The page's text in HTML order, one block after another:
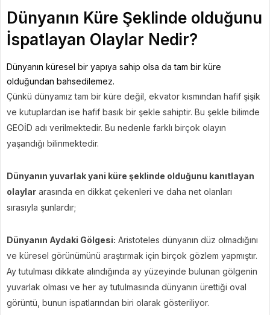
Dünyanın Küre Şeklinde olduğunu
İspatlayan Olaylar Nedir?
Dünyanın küresel bir yapıya sahip olsa da tam bir küre
olduğundan bahsedilemez.
Çünkü dünyamız tam bir küre değil, ekvator kısmından hafif şişik
ve kutuplardan ise hafif basık bir şekle sahiptir. Bu şekle bilimde
GEOİD adı verilmektedir. Bu nedenle farklı birçok olayın
yaşandığı bilinmektedir.
Dünyanın yuvarlak yani küre şeklinde olduğunu kanıtlayan
olaylar arasında en dikkat çekenleri ve daha net olanları
sırasıyla şunlardır;
Dünyanın Aydaki Gölgesi: Aristoteles dünyanın düz olmadığını
ve küresel görünümünü araştırmak için birçok gözlem yapmıştır.
Ay tutulması dikkate alındığında ay yüzeyinde bulunan gölgenin
yuvarlak olması ve her ay tutulmasında dünyanın ürettiği oval
görüntü, bunun ispatlarından biri olarak gösteriliyor.